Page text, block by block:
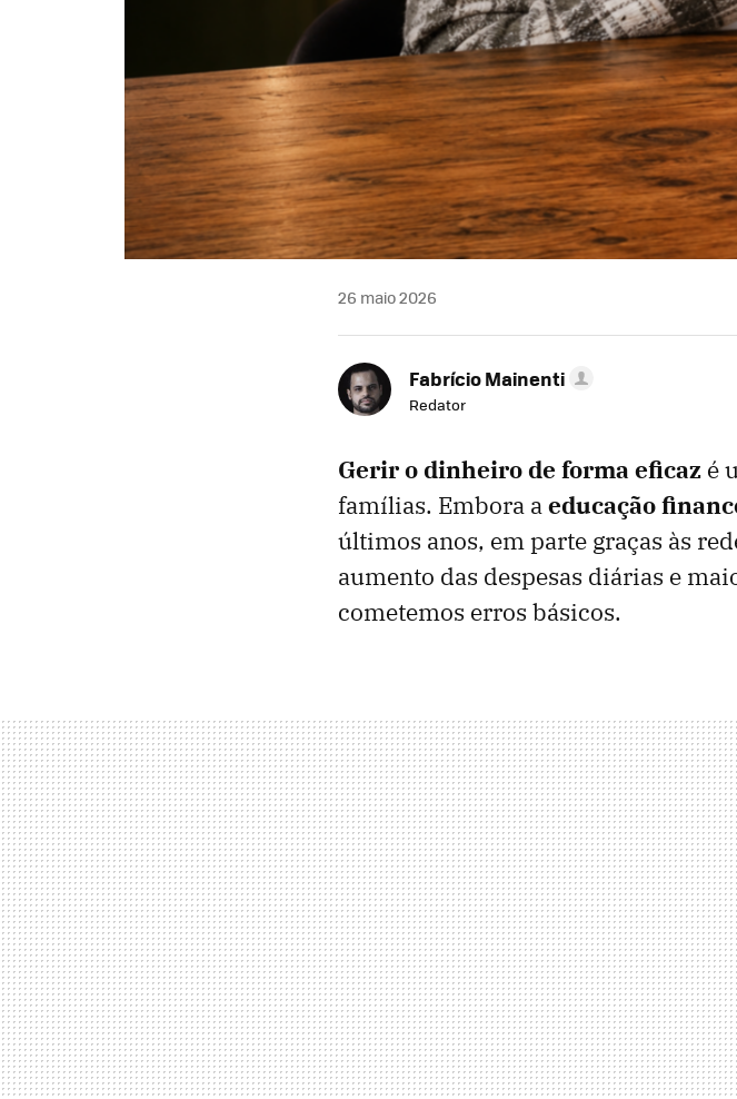
26 maio 2026
Fabrício Mainenti
Redator
Gerir o dinheiro de forma eficaz é
famílias. Embora aeducação
últimos anos, em parte graças às
aumento das despesas diárias e
cometemos erros básicos.